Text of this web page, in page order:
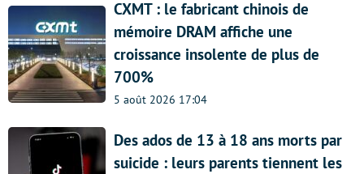
CXMT : le fabricant chinois de
mémoire DRAM affiche une
croissance insolente de plus de
700%
5 août 2026 17:04
Des ados de 13 à 18 ans morts par
suicide : leurs parents tiennent les